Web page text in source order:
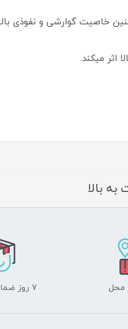
گوارشی و نفوذی
اثر میکند.
بالا
محل ۷ روز ضمانت بازگشت